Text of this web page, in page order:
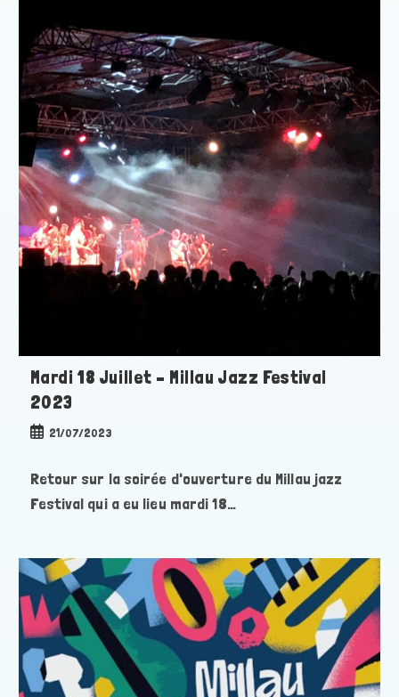
Mardi 18 Juillet – Millau Jazz Festival
2023
Publication
21/07/2023
Retour sur la soirée d'ouverture du Millau jazz
Festival qui a eu lieu mardi 18…